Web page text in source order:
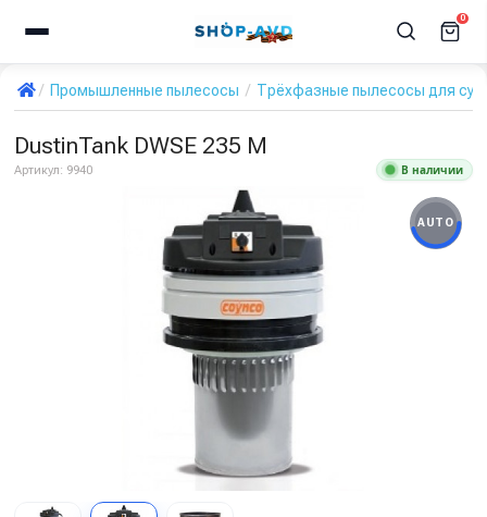
0
Промышленные пылесосы Трёхфазные пылесосы для
DustinTank DWSE 235 M
Артикул: 9940 В наличии
AUTO